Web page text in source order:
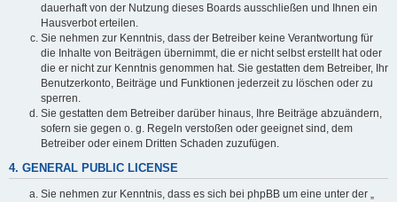
dauerhaft von der Nutzung dieses Boards ausschließen und Ihnen ein
Hausverbot erteilen.
Sie nehmen zur Kenntnis, dass der Betreiber keine Verantwortung für
die Inhalte von Beiträgen übernimmt, die er nicht selbst erstellt hat oder
die er nicht zur Kenntnis genommen hat. Sie gestatten dem Betreiber, Ihr
Benutzerkonto, Beiträge und Funktionen jederzeit zu löschen oder zu
sperren.
Sie gestatten dem Betreiber darüber hinaus, Ihre Beiträge abzuändern,
sofern sie gegen o. g. Regeln verstoßen oder geeignet sind, dem
Betreiber oder einem Dritten Schaden zuzufügen.
4. GENERAL PUBLIC LICENSE
Sie nehmen zur Kenntnis, dass es sich bei phpBB um eine unter der „